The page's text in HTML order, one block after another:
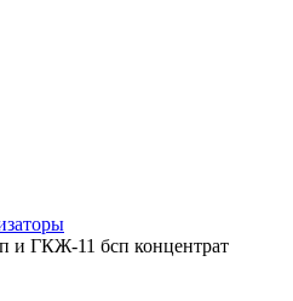
и ГКЖ-11 бсп концентрат